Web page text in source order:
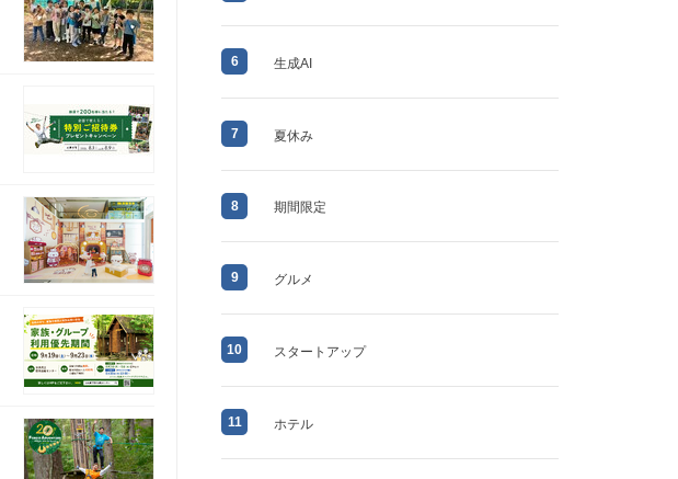
6 生成AI
7 夏休み
8 期間限定
9 グルメ
10 スタートアップ
11 ホテル